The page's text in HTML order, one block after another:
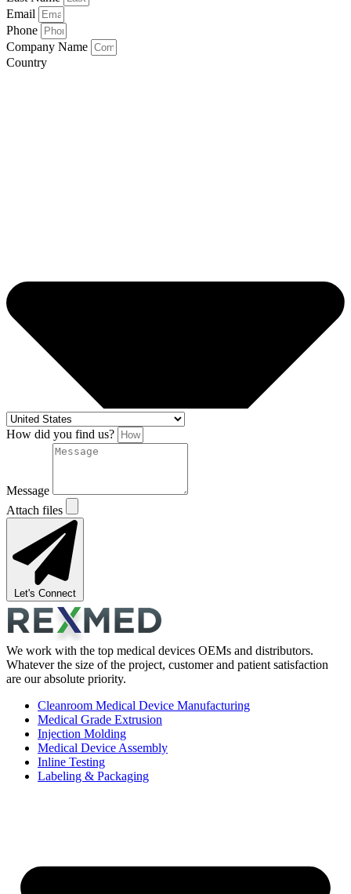
Email
Phone
Company Name
Country
How did you find us?
Message
Attach files
Let's Connect
We work with the top medical devices OEMs and distributors.
Whatever the size of the project, customer and patient satisfaction
are our absolute priority.
Cleanroom Medical Device Manufacturing
Medical Grade Extrusion
Injection Molding
Medical Device Assembly
Inline Testing
Labeling & Packaging